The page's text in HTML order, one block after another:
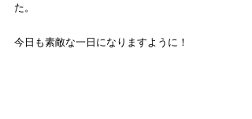
た。
今日も素敵な一日になりますように！